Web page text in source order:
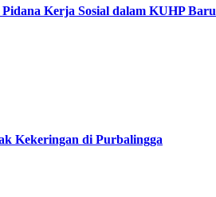
Kerja Sosial dalam KUHP Baru
Kekeringan di Purbalingga